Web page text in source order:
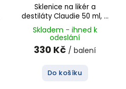
Sklenice na likér a
destiláty Claudie 50 ml, 6
Skladem - ihned k
odeslání
330 Kč / balení
Do košíku